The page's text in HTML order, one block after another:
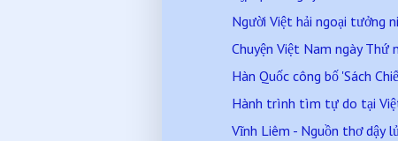
Người Việt hải ngoại tưởng
Chuyện Việt Nam ngày
Hàn Quốc công bố 'Sách
Hành trình tìm tự do tại
Vĩnh Liêm - Nguồn thơ dậy